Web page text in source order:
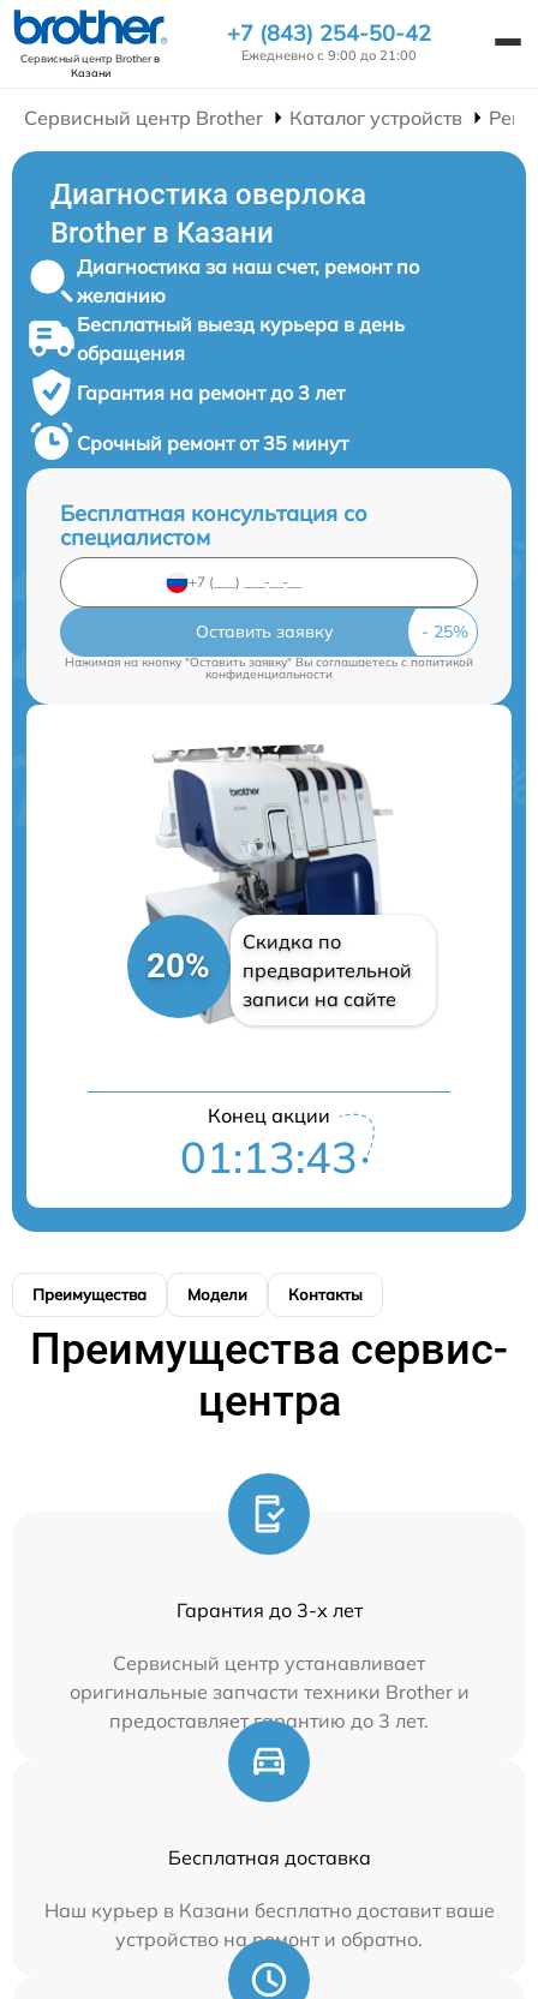
Сервисный центр Brotherв
Казани
+7 (843) 254-50-42
Ежедневно с 9:00 до 21:00
Сервисный центр Brother Каталог устройств
Диагностика оверлока
Brother в Казани
Диагностика за наш счет, ремонт по
желанию
Бесплатный выезд курьера в день
обращения
Гарантия на ремонт до 3 лет
Срочный ремонт от 35 минут
Бесплатная консультация со
специалистом
Оставить заявку
Нажимая на кнопку "Оставить заявку" Вы соглашаетесь cполитикой
конфиденциальности
20%
Скидка по
предварительной
записи на сайте
Конец акции
01:13:43
Преимущества Модели Контакты
Преимущества сервис-
центра
Гарантия до 3-х лет
Сервисный центр устанавливает
оригинальные запчасти техники Brother и
предоставляет гарантию до 3 лет.
Бесплатная доставка
Наш курьер в Казани бесплатно доставит ваше
устройство на ремонт и обратно.